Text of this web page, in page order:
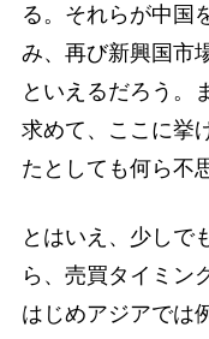
る。それらが中国
み、再び新興国市
といえるだろう。
求めて、ここに挙
たとしても何ら不
とはいえ、少しで
ら、売買タイミン
はじめアジアでは